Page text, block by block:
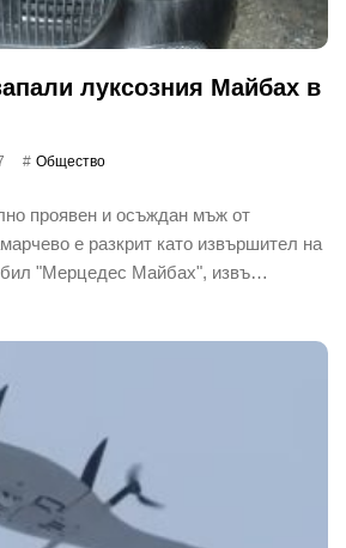
луксозния Майбах в
Общество
проявен и осъждан мъж от
е разкрит като извършител на
"Мерцедес Майбах", извъ…